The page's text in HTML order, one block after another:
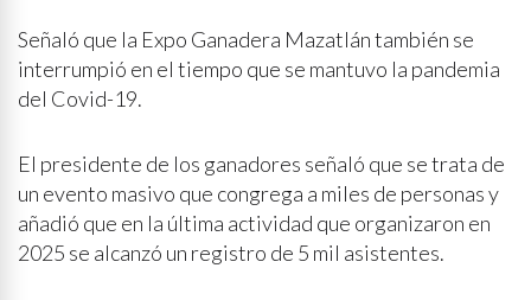
Señaló que la Expo Ganadera Mazatlán también se
interrumpió en el tiempo que se mantuvo la pandemia
del Covid-19.
El presidente de los ganadores señaló que se trata de
un evento masivo que congrega a miles de personas y
añadió que en la última actividad que organizaron en
2025 se alcanzó un registro de 5 mil asistentes.